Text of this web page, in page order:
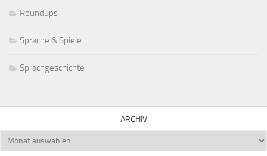
Roundups
Sprache & Spiele
Sprachgeschichte
ARCHIV
Archiv